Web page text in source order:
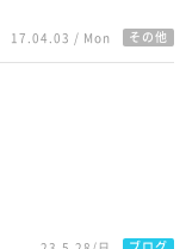
17.04.03 / Mon その他
ブログ